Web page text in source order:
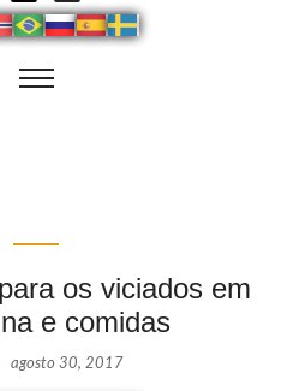
os viciados em
e comidas
agosto 30, 2017